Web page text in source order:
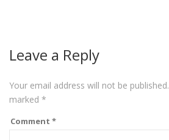
Leave a Reply
Your email address will not be published.
marked *
Comment *